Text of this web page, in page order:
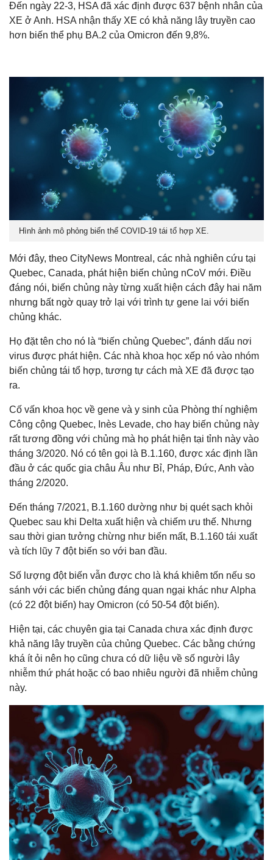
Đến ngày 22-3, HSA đã xác định được 637 bệnh nhân của
XE ở Anh. HSA nhận thấy XE có khả năng lây truyền cao
hơn biến thể phụ BA.2 của Omicron đến 9,8%.
Hình ảnh mô phỏng biến thể COVID-19 tái tổ hợp XE.
Mới đây, theo CityNews Montreal, các nhà nghiên cứu tại
Quebec, Canada, phát hiện biến chủng nCoV mới. Điều
đáng nói, biến chủng này từng xuất hiện cách đây hai năm
nhưng bất ngờ quay trở lại với trình tự gene lai với biến
chủng khác.
Họ đặt tên cho nó là “biến chủng Quebec”, đánh dấu nơi
virus được phát hiện. Các nhà khoa học xếp nó vào nhóm
biến chủng tái tổ hợp, tương tự cách mà XE đã được tạo
ra.
Cố vấn khoa học về gene và y sinh của Phòng thí nghiệm
Công cộng Quebec, Inès Levade, cho hay biến chủng này
rất tương đồng với chủng mà họ phát hiện tại tỉnh này vào
tháng 3/2020. Nó có tên gọi là B.1.160, được xác định lần
đầu ở các quốc gia châu Âu như Bỉ, Pháp, Đức, Anh vào
tháng 2/2020.
Đến tháng 7/2021, B.1.160 dường như bị quét sạch khỏi
Quebec sau khi Delta xuất hiện và chiếm ưu thế. Nhưng
sau thời gian tưởng chừng như biến mất, B.1.160 tái xuất
và tích lũy 7 đột biến so với ban đầu.
Số lượng đột biến vẫn được cho là khá khiêm tốn nếu so
sánh với các biến chủng đáng quan ngại khác như Alpha
(có 22 đột biến) hay Omicron (có 50-54 đột biến).
Hiện tại, các chuyên gia tại Canada chưa xác định được
khả năng lây truyền của chủng Quebec. Các bằng chứng
khá ít ỏi nên họ cũng chưa có dữ liệu về số người lây
nhiễm thứ phát hoặc có bao nhiêu người đã nhiễm chủng
này.